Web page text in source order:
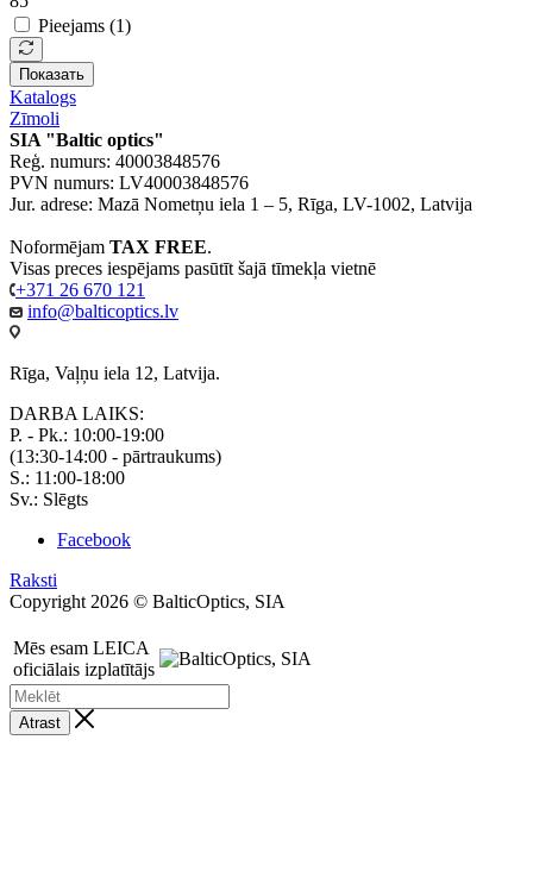
Pieejams (1)
Показать
Katalogs
Zīmoli
SIA "Baltic optics"
Reģ. numurs: 40003848576
PVN numurs: LV40003848576
Jur. adrese: Mazā Nometņu iela 1 – 5, Rīga, LV-1002, Latvija
Noformējam TAX FREE.
Visas preces iespējams pasūtīt šajā tīmekļa vietnē
+371 26 670 121
info@balticoptics.lv
Rīga, Vaļņu iela 12, Latvija.
DARBA LAIKS:
P. - Pk.: 10:00-19:00
(13:30-14:00 - pārtraukums)
S.: 11:00-18:00
Sv.: Slēgts
Facebook
Raksti
Copyright 2026 © BalticOptics, SIA
Mēs esam LEICA
oficiālais izplatītājs
Atrast